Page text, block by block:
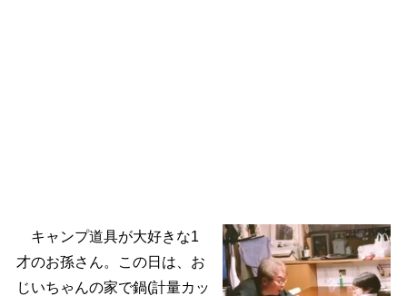
キャンプ道具が大好きな1
才のお孫さん。この日は、お
じいちゃんの家で鍋(計量カッ